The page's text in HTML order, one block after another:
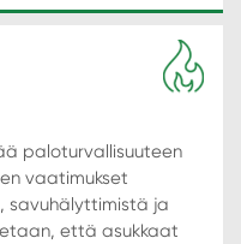
paloturvallisuuteen
vaatimukset
savuhälyttimistä ja
että asukkaat